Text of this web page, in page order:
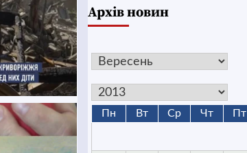
Архів новин
Пн Вт Ср Чт Пт